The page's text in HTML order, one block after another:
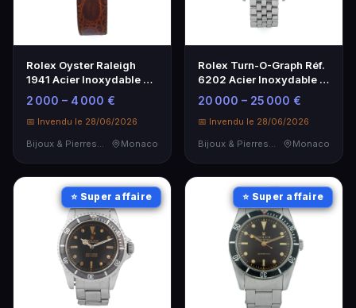
Rolex Oyster Raleigh
1941 Acier Inoxydable et
Or - Montre Vintage
2 000 – 4 000 €
📅 Invendu le 28/06/2026
Bijoux & Pierres Précieuses
Monaco
Rolex Turn-O-Graph Réf.
6202 Acier Inoxydable -
Montre Rétro Rare
20 000 – 25 000 €
📅 Invendu le 28/06/2026
Bijoux & Pierres Précieuses
Monaco
⭐ Super affaire ⭐ Super affaire